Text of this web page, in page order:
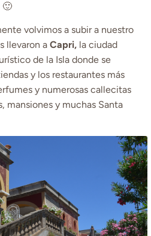
🙂
volvimos a subir a nuestro
llevaron aCapri, la ciudad
de la Isla donde se
y los restaurantes más
y numerosas callecitas
mansiones y muchas Santa